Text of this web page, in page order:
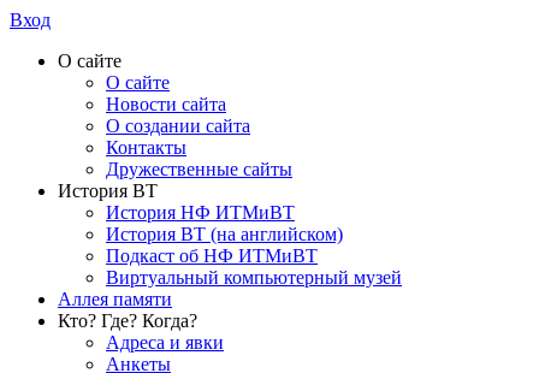
Вход
О сайте
О сайте
Новости сайта
О создании сайта
Контакты
Дружественные сайты
История ВТ
История НФ ИТМиВТ
История ВТ (на английском)
Подкаст об НФ ИТМиВТ
Виртуальный компьютерный музей
Аллея памяти
Кто? Где? Когда?
Адреса и явки
Анкеты